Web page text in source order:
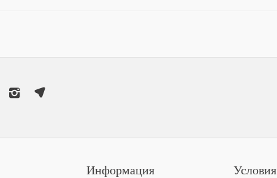
Информация Условия